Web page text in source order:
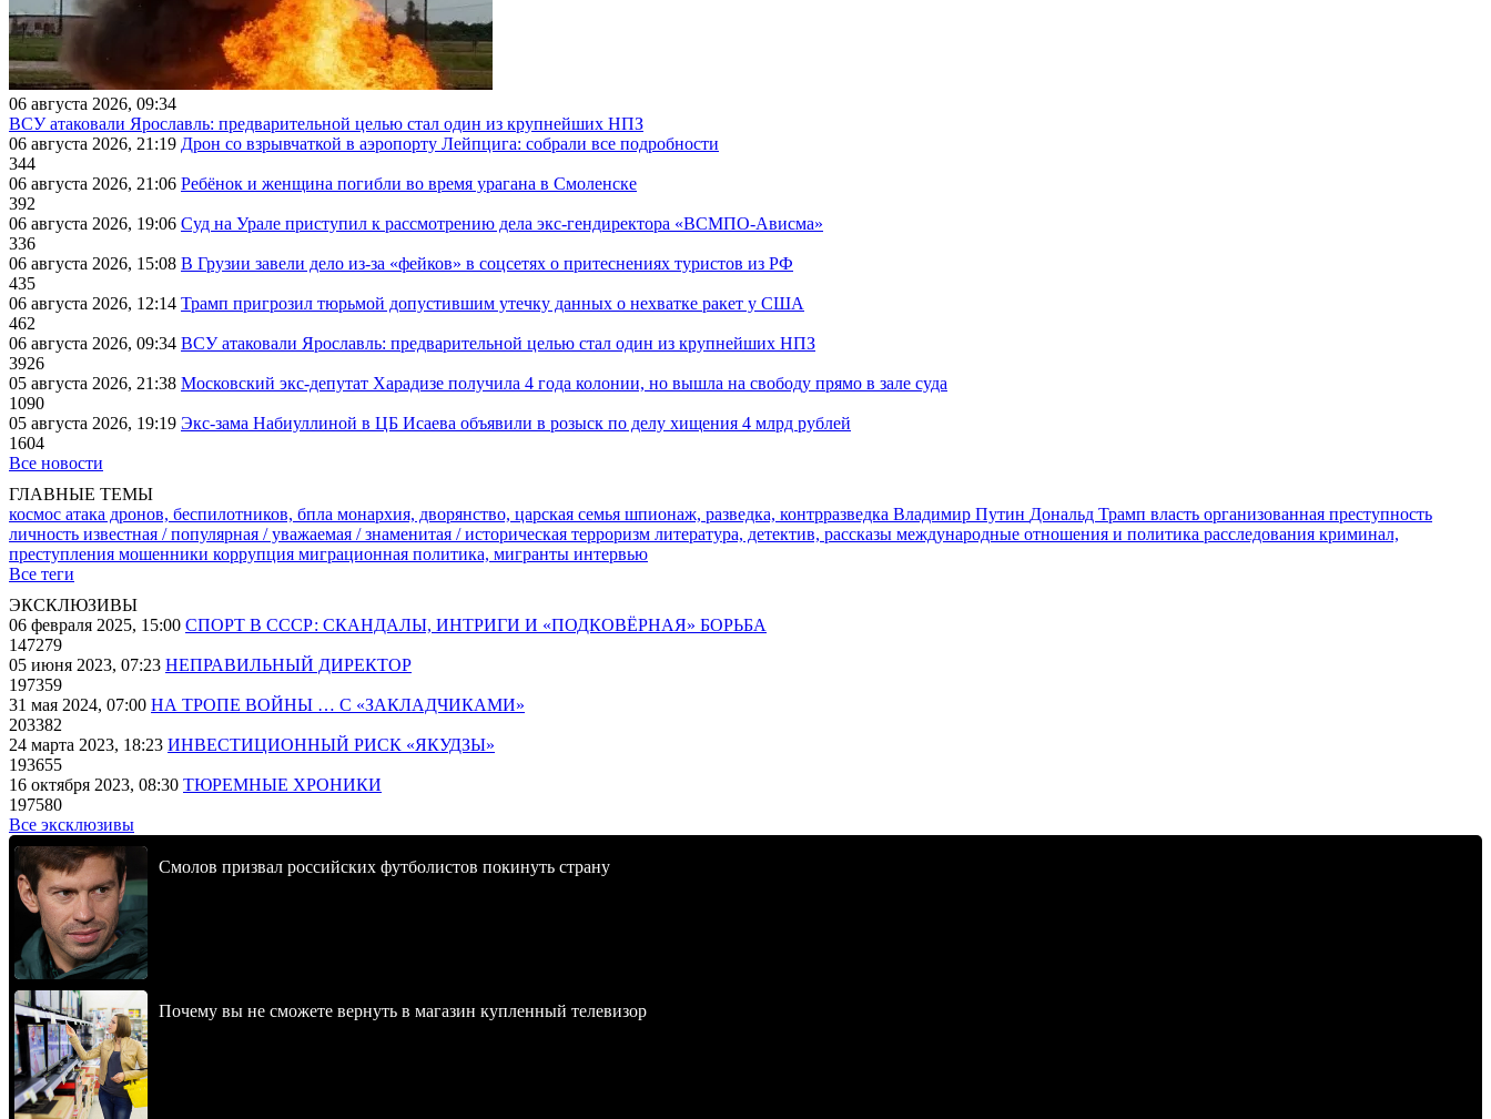
06 августа 2026, 09:34
ВСУ атаковали Ярославль: предварительной целью стал один из крупнейших НПЗ
06 августа 2026, 21:19 Дрон со взрывчаткой в аэропорту Лейпцига: собрали все подробности
344
06 августа 2026, 21:06 Ребёнок и женщина погибли во время урагана в Смоленске
392
06 августа 2026, 19:06 Суд на Урале приступил к рассмотрению дела экс-гендиректора «ВСМПО-Ависма»
336
06 августа 2026, 15:08 В Грузии завели дело из-за «фейков» в соцсетях о притеснениях туристов из РФ
435
06 августа 2026, 12:14 Трамп пригрозил тюрьмой допустившим утечку данных о нехватке ракет у США
462
06 августа 2026, 09:34 ВСУ атаковали Ярославль: предварительной целью стал один из крупнейших НПЗ
3926
05 августа 2026, 21:38 Московский экс-депутат Харадизе получила 4 года колонии, но вышла на свободу прямо в зале суда
1090
05 августа 2026, 19:19 Экс-зама Набиуллиной в ЦБ Исаева объявили в розыск по делу хищения 4 млрд рублей
1604
Все новости
ГЛАВНЫЕ ТЕМЫ
космос атака дронов, беспилотников, бпла монархия, дворянство, царская семья шпионаж, разведка, контрразведка Владимир Путин Дональд Трамп власть организованная преступность
личность известная / популярная / уважаемая / знаменитая / историческая терроризм литература, детектив, рассказы международные отношения и политика расследования криминал,
преступления мошенники коррупция миграционная политика, мигранты интервью
Все теги
ЭКСКЛЮЗИВЫ
06 февраля 2025, 15:00 СПОРТ В СССР: СКАНДАЛЫ, ИНТРИГИ И «ПОДКОВЁРНАЯ» БОРЬБА
147279
05 июня 2023, 07:23 НЕПРАВИЛЬНЫЙ ДИРЕКТОР
197359
31 мая 2024, 07:00 НА ТРОПЕ ВОЙНЫ … С «ЗАКЛАДЧИКАМИ»
203382
24 марта 2023, 18:23 ИНВЕСТИЦИОННЫЙ РИСК «ЯКУДЗЫ»
193655
16 октября 2023, 08:30 ТЮРЕМНЫЕ ХРОНИКИ
197580
Все эксклюзивы
Смолов призвал российских футболистов покинуть страну
Почему вы не сможете вернуть в магазин купленный телевизор